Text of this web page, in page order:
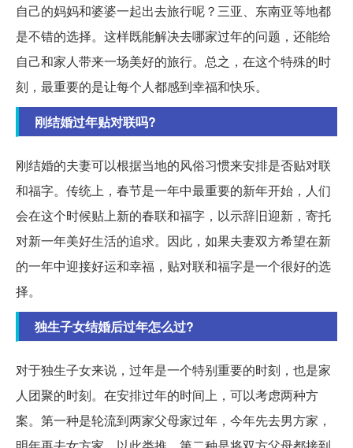
自己的妈妈和婆婆一起出去旅行呢？三亚、东南亚等地都
是不错的选择。这样既能解决去哪家过年的问题，还能给
自己和家人带来一场美好的旅行。总之，在这个特殊的时
刻，最重要的是让每个人都感到幸福和快乐。
刚结婚过年贴对联吗?
刚结婚的夫妻可以根据当地的风俗习惯来安排是否贴对联
和福字。传统上，春节是一年中最重要的新年开始，人们
会在这个时候贴上新的春联和福字，以示辞旧迎新，寄托
对新一年美好生活的追求。因此，如果夫妻双方希望在新
的一年中迎接好运和幸福，贴对联和福字是一个很好的选
择。
独生子女结婚后过年怎么过?
对于独生子女来说，过年是一个特别重要的时刻，也是家
人团聚的时刻。在安排过年的时间上，可以考虑两种方
案。第一种是轮流到两家父母家过年，今年先去男方家，